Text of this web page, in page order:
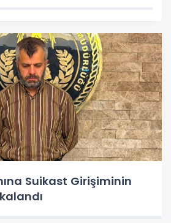
Suikast Girişiminin